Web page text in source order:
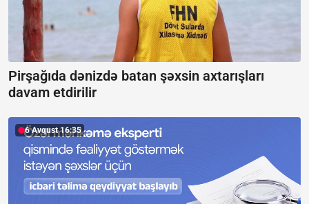
Pirşağıda dənizdə batan şəxsin axtarışları
davam etdirilir
6 Avqust 16:35